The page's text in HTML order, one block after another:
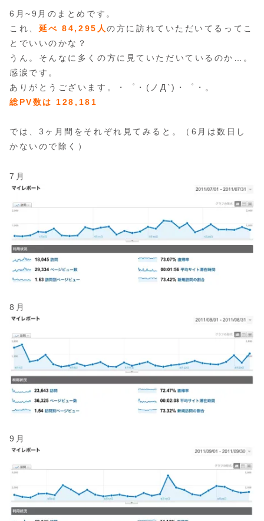
6月~9月のまとめです。
これ、 延べ 84,295人の方に訪れていただいてるってこ
とでいいのかな？
うん。そんなに多くの方に見ていただいているのか…。
感涙です。
ありがとうございます。・゜・(ノД`)・゜・。
総PV数は 128,181
では、3ヶ月間をそれぞれ見てみると。（6月は数日し
かないので除く）
7月
8月
9月